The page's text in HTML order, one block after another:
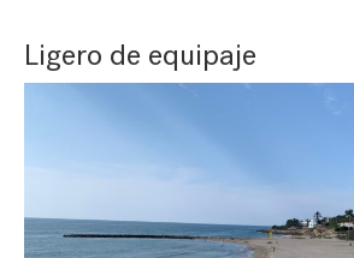
Ligero de equipaje